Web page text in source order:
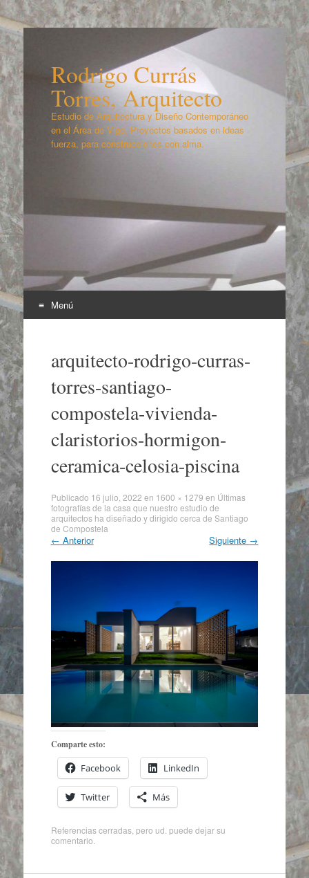
Rodrigo Currás
Torres, Arquitecto
Estudio de Arquitectura y Diseño Contemporáneo
en el Área de Vigo. Proyectos basados en ideas
fuerza, para construcciones con alma.
Menú
contenidoarquitecto-rodrigo-curras-
torres-santiago-
compostela-vivienda-
claristorios-hormigon-
ceramica-celosia-piscina
Publicado 16 julio, 2022 en 1600 × 1279 en Últimas
fotografías de la casa que nuestro estudio de
arquitectos ha diseñado y dirigido cerca de Santiago
de Compostela
← Anterior Siguiente →
Comparte esto:
Facebook LinkedIn
Twitter Más
Referencias cerradas, pero ud. puede dejar su
comentario